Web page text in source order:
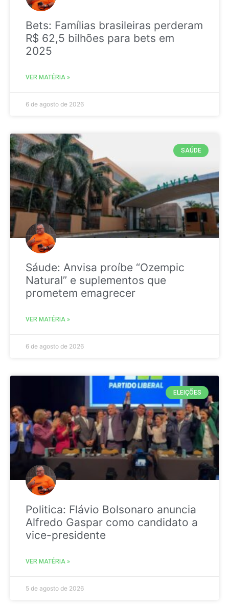
Bets: Famílias brasileiras perderam
R$ 62,5 bilhões para bets em
2025
VER MATÉRIA »
6 de agosto de 2026
SAÚDE
Sáude: Anvisa proíbe “Ozempic
Natural” e suplementos que
prometem emagrecer
VER MATÉRIA »
6 de agosto de 2026
ELEIÇÕES
Politica: Flávio Bolsonaro anuncia
Alfredo Gaspar como candidato a
vice-presidente
VER MATÉRIA »
5 de agosto de 2026